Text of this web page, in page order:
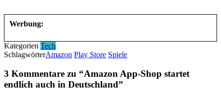
Werbung:
Kategorien Tech
SchlagwörterAmazon Play Store Spiele
3 Kommentare zu “Amazon App-Shop startet
endlich auch in Deutschland”